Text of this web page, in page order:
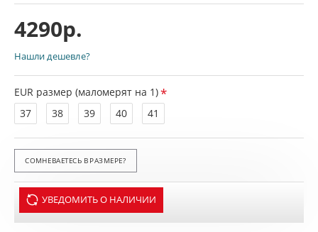
4290р.
EUR размер (маломерят на 1)
37
38 39 40 41
УВЕДОМИТЬ О НАЛИЧИИ
Нашли дешевле?
СОМНЕВАЕТЕСЬ В РАЗМЕРЕ?